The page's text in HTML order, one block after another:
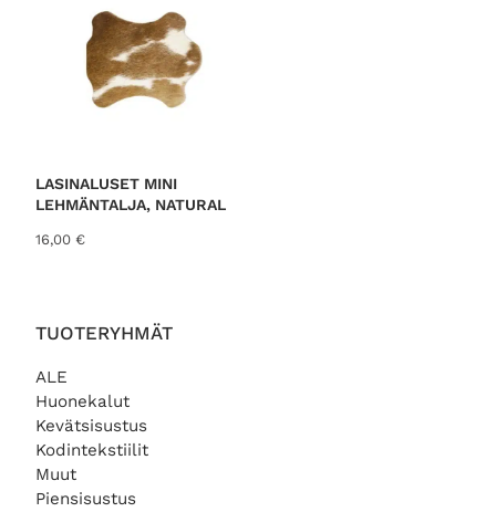
TUOTERYHMÄT
ALE
Huonekalut
Kevätsisustus
Kodintekstiilit
Muut
Piensisustus
LASINALUSET MINI
LEHMÄNTALJA, NATURAL
16,00 €